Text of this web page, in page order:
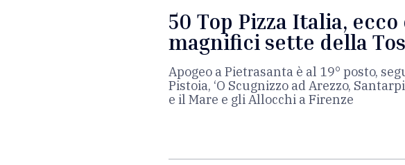
50 Top Pizza Italia,
magnifici sette della
Apogeo a Pietrasanta è al 19° posto,
Pistoia, ‘O Scugnizzo ad Arezzo,
e il Mare e gli Allocchi a Firenze